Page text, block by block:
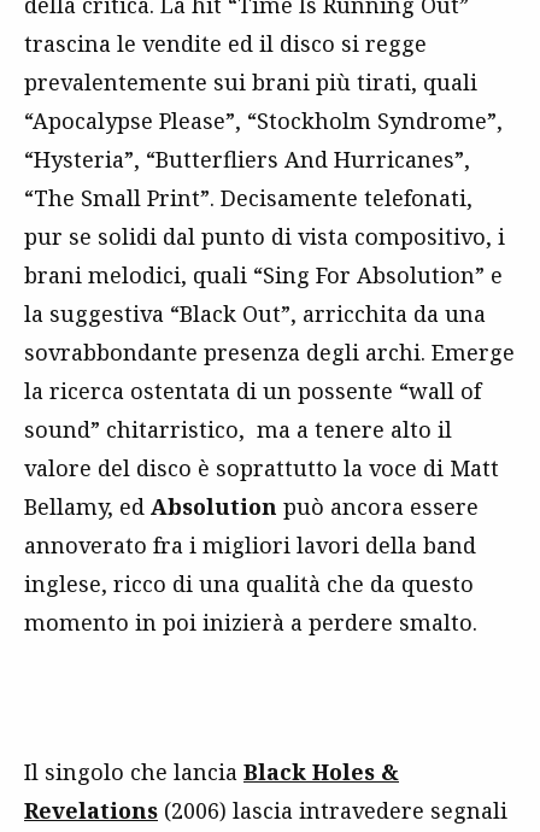
trascina le vendite ed il disco si regge
prevalentemente sui brani più tirati, quali
“Apocalypse Please”, “Stockholm Syndrome”,
“Hysteria”, “Butterfliers And Hurricanes”,
“The Small Print”. Decisamente telefonati,
pur se solidi dal punto di vista compositivo, i
brani melodici, quali “Sing For Absolution” e
la suggestiva “Black Out”, arricchita da una
sovrabbondante presenza degli archi. Emerge
la ricerca ostentata di un possente “wall of
sound” chitarristico, ma a tenere alto il
valore del disco è soprattutto la voce di Matt
Bellamy, ed Absolution può ancora essere
annoverato fra i migliori lavori della band
inglese, ricco di una qualità che da questo
momento in poi inizierà a perdere smalto.
Il singolo che lancia Black Holes &
Revelations (2006) lascia intravedere segnali